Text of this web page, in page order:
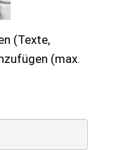
(Texte,
(max.